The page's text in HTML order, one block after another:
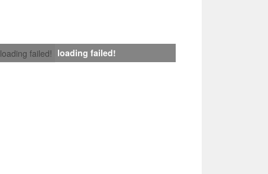
loading failed! loading failed!